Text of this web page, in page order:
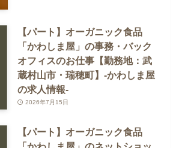
【パート】オーガニック食品
「かわしま屋」の事務・バック
オフィスのお仕事【勤務地：武
蔵村山市・瑞穂町】-かわしま屋
の求人情報-
2026年7月15日
【パート】オーガニック食品